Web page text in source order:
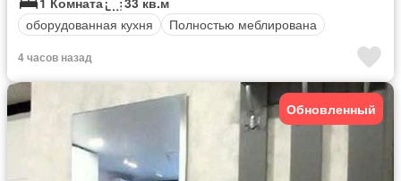
оборудованная кухня
Полностью меблирована
4 часов назад
Обновленный